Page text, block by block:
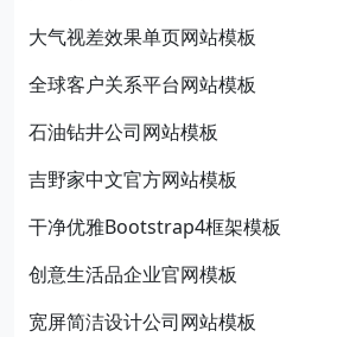
大气视差效果单页网站模板
全球客户关系平台网站模板
石油钻井公司网站模板
吉野家中文官方网站模板
干净优雅Bootstrap4框架模板
创意生活品企业官网模板
宽屏简洁设计公司网站模板